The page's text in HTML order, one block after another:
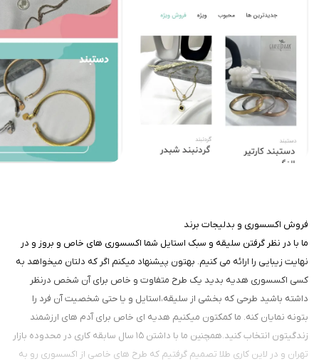
فروش اکسسوری و بدلیجات برند
ما با در نظر گرفتن سلیقه و سبک استایل شما اکسسوری های خاص و بروز و در
نهایت زیبایی را ارائه می کنیم. بهتون‌ پیشنهاد میکنم اگر که دلتان میخواهد به
کسی اکسسوری هدیه بدید یک طرح متفاوت و خاص برای آن شخص درنظر
داشته باشید طرحی که بخشی از سلیقه،استایل و یا حتی شخصیت آن فرد را
بتونه نمایان کنه. ما کمکتون میکنیم هدیه ای خاص برای آدم های ارزشمند
زندگیتون انتخاب کنید.همچنین ما با داشتن ۱۵ سال سابقه کاری در محدوده بازار
تهران و در لاین کاری طلا تصمیم گرفتیم که طرح های خاصی از اکسسوری رو به